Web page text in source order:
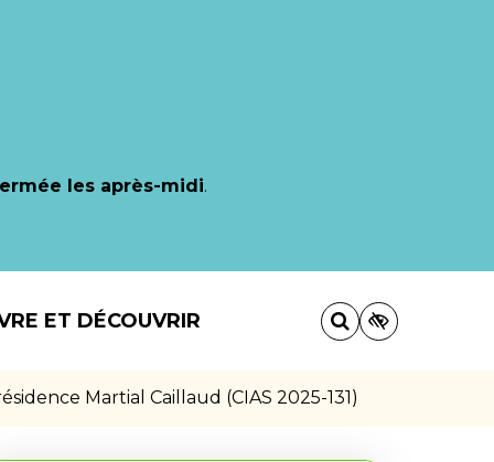
les après-midi.
ET DÉCOUVRIR
Martial Caillaud (CIAS 2025-131)